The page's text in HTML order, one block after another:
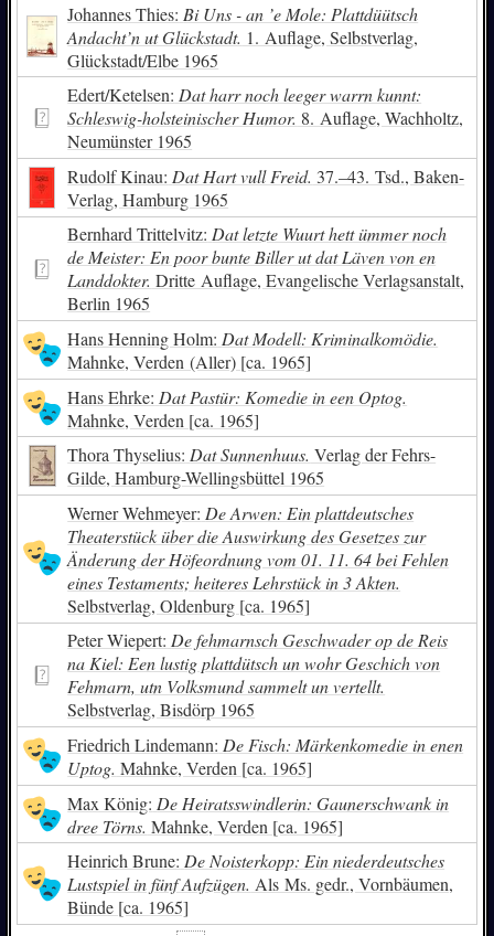
Johannes Thies: Bi Uns - an ’e Mole: Plattdüütsch
Andacht’n ut Glückstadt. 1. Auflage, Selbstverlag,
Glückstadt/Elbe 1965
Edert/Ketelsen: Dat harr noch leeger warrn kunnt:
Schleswig-holsteinischer Humor. 8. Auflage, Wachholtz,
Neumünster 1965
Rudolf Kinau: Dat Hart vull Freid. 37.–43. Tsd., Baken-
Verlag, Hamburg 1965
Bernhard Trittelvitz: Dat letzte Wuurt hett ümmer noch
de Meister: En poor bunte Biller ut dat Läven von en
Landdokter. Dritte Auflage, Evangelische Verlagsanstalt,
Berlin 1965
Hans Henning Holm: Dat Modell: Kriminalkomödie.
Mahnke, Verden (Aller) [ca. 1965]
Hans Ehrke: Dat Pastür: Komedie in een Optog.
Mahnke, Verden [ca. 1965]
Thora Thyselius: Dat Sunnenhuus. Verlag der Fehrs-
Gilde, Hamburg-Wellingsbüttel 1965
Werner Wehmeyer: De Arwen: Ein plattdeutsches
Theaterstück über die Auswirkung des Gesetzes zur
Änderung der Höfeordnung vom 01. 11. 64 bei Fehlen
eines Testaments; heiteres Lehrstück in 3 Akten.
Selbstverlag, Oldenburg [ca. 1965]
Peter Wiepert: De fehmarnsch Geschwader op de Reis
na Kiel: Een lustig plattdütsch un wohr Geschich von
Fehmarn, utn Volksmund sammelt un vertellt.
Selbstverlag, Bisdörp 1965
Friedrich Lindemann: De Fisch: Märkenkomedie in enen
Uptog. Mahnke, Verden [ca. 1965]
Max König: De Heiratsswindlerin: Gaunerschwank in
dree Törns. Mahnke, Verden [ca. 1965]
Heinrich Brune: De Noisterkopp: Ein niederdeutsches
Lustspiel in fünf Aufzügen. Als Ms. gedr., Vornbäumen,
Bünde [ca. 1965]